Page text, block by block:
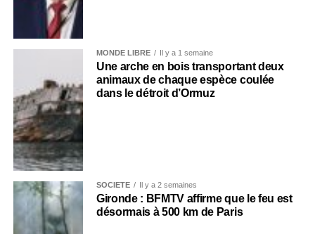
MONDE LIBRE Il y a 1 semaine
Une arche en bois transportant deux
animaux de chaque espèce coulée
dans le détroit d’Ormuz
SOCIÉTÉ Il y a 2 semaines
Gironde : BFMTV affirme que le feu est
désormais à 500 km de Paris